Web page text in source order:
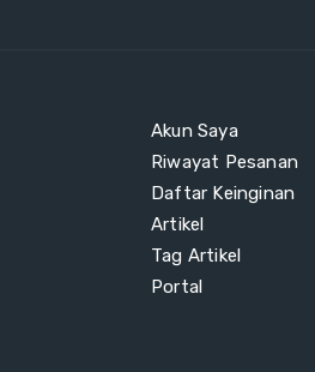
Akun Saya
Riwayat Pesanan
Daftar Keinginan
Artikel
Tag Artikel
Portal